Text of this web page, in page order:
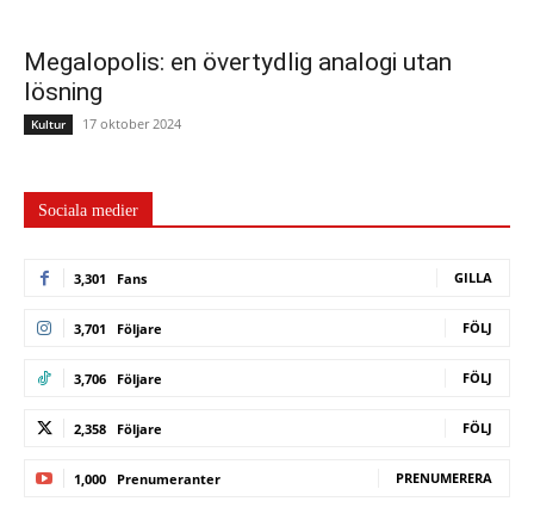
Megalopolis: en övertydlig analogi utan
lösning
Kultur 17 oktober 2024
Sociala medier
3,301 Fans GILLA
3,701 Följare FÖLJ
3,706 Följare FÖLJ
2,358 Följare FÖLJ
1,000 Prenumeranter PRENUMERERA